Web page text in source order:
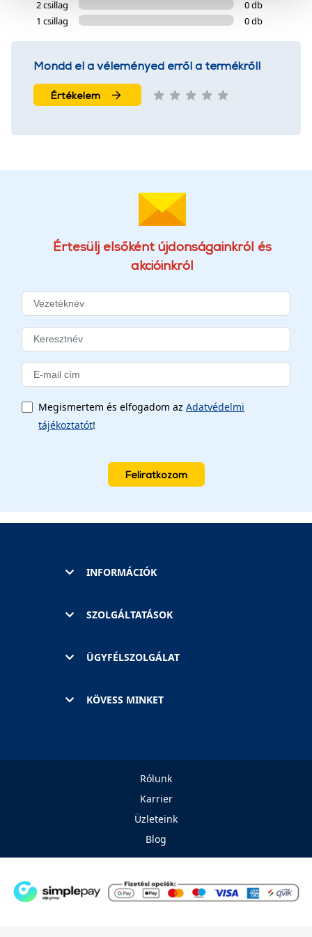
szolgáltatásaink biztosításához szükségesek. Az oldal
használatával Ön elfogadja a cookie-k használatát.
További információk:ÁSZFésAdatvédelem
2 csillag
0 db
1 csillag
0 db
Mondd el a véleményed erről a termékről!
Értékelem
Értesülj elsőként újdonságainkról és
akcióinkról
Megismertem és elfogadom az Adatvédelmi
tájékoztatót!
Feliratkozom
INFORMÁCIÓK
SZOLGÁLTATÁSOK
ÜGYFÉLSZOLGÁLAT
KÖVESS MINKET
Rólunk
Karrier
Üzleteink
Blog